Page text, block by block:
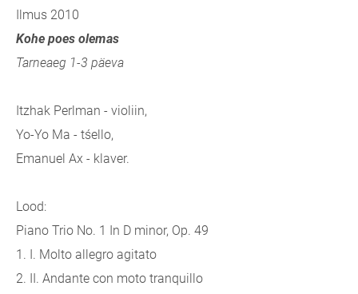
Ilmus 2010
Kohe poes olemas
Tarneaeg 1-3 päeva
Itzhak Perlman - violiin,
Yo-Yo Ma - tśello,
Emanuel Ax - klaver.
Lood:
Piano Trio No. 1 In D minor, Op. 49
1. I. Molto allegro agitato
2. II. Andante con moto tranquillo